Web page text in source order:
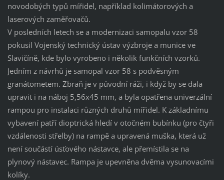
novodobých typů mířidel, například kolimátorových a
laserových zaměřovačů.
V posledních letech se a modernizaci samopalu vzor 58
pokusil Vojenský technický ústav výzbroje a munice ve
Slavičíně, kde bylo vyrobeno i několik funkčních vzorků.
Jedním z návrhů je samopal vzor 58 s podvěsným
granátometem. Zbraň je v původní ráži, i když by se dala
upravit i na náboj 5,56x45 mm, a byla opatřena univerzální
rampou pro instalaci různých druhů mířidel. K základnímu
vybavení patří dioptrická hledí v otočném bubínku (pro čtyři
vzdálenosti střelby) na rampě a upravená muška, která už
není součástí úsťového nástavce, ale přemístila se na
plynový nástavec. Rampa je upevněna dvěma vysunovacími
kolíky.